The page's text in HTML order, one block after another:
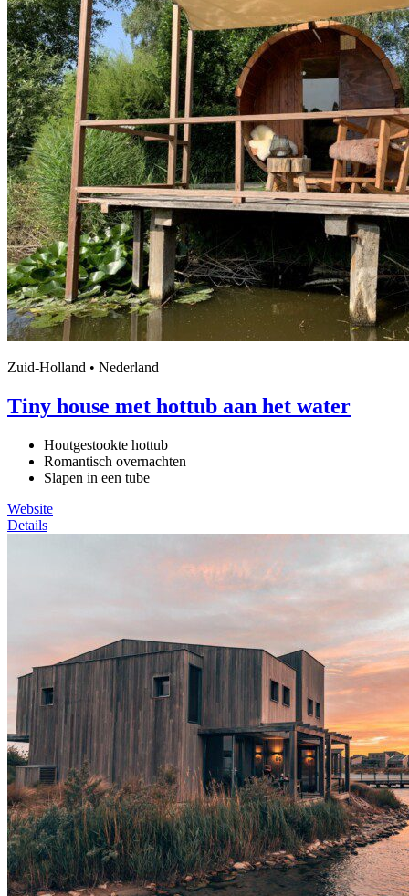
Zuid-Holland • Nederland
Tiny house met hottub aan het water
Houtgestookte hottub
Romantisch overnachten
Slapen in een tube
Website
Details